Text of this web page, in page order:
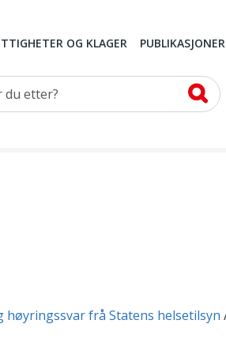
OG KLAGER PUBLIKASJONER
etter?
høyringssvar frå Statens helsetilsyn